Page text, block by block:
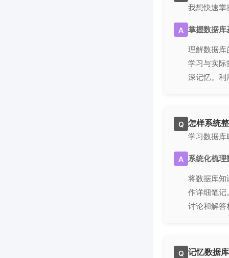
我想快速掌
A 掌握数据库
理解数据库
学习与实际
深记忆。利
Q 怎样系统
学习数据库
A 系统化梳理
将数据库知
作详细笔记
讨论和解答
Q 记忆数据